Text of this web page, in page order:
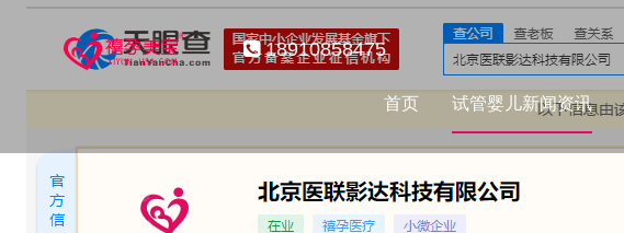
18910858475
首页 试管婴儿新闻资讯